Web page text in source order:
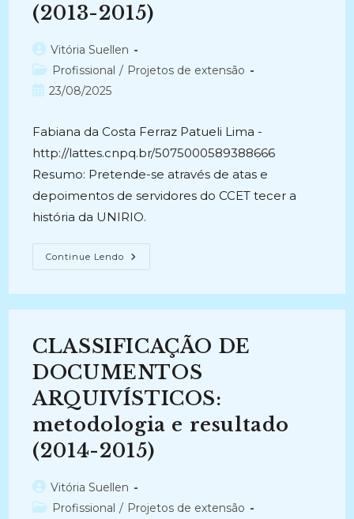
(2013-2015)
Autor
do
post:
Vitória Suellen
Categoria
do
Profissional / Projetos de extensão
Post23/08/2025
Fabiana da Costa Ferraz Patueli Lima -
http://lattes.cnpq.br/5075000589388666
Resumo: Pretende-se através de atas e
depoimentos de servidores do CCET tecer a
história da UNIRIO.
Continue Lendo MEMÓRIA
DO
EXATAS
TECNOLOGIA
DA
UNIRIO
(2013-
2015)
CLASSIFICAÇÃO DE
DOCUMENTOS
ARQUIVÍSTICOS:
metodologia e resultado
(2014-2015)
Autor
do
Vitória Suellen
Categoria
Profissional / Projetos de extensão